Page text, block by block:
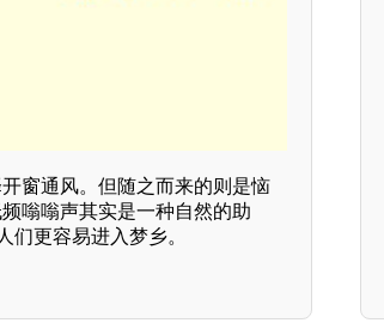
窗通风。但随之而来的则是恼
嗡嗡声其实是一种自然的助
们更容易进入梦乡。